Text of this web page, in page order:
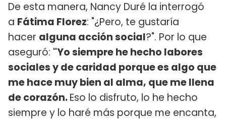
De esta manera, Nancy Duré la interrogó
a Fátima Florez: "¿Pero, te gustaría
hacer alguna acción social?". Por lo que
aseguró: "Yo siempre he hecho labores
sociales y de caridad porque es algo que
me hace muy bien al alma, que me llena
de corazón.Eso lo disfruto, lo he hecho
siempre y lo haré más porque me encanta,